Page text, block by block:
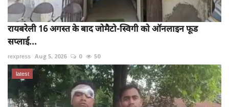
रायबरेली 16 अगस्त के बाद जोमैटो-स्विगी को ऑनलाइन फूड
सप्लाई...
rexpress Aug 5, 2026 0 50
latest